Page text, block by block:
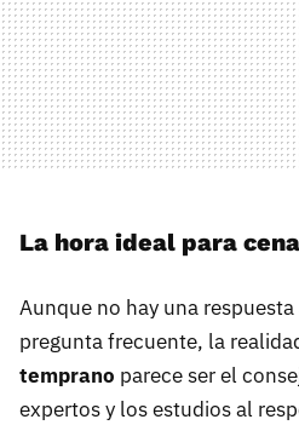
La hora ideal para
Aunque no hay una
pregunta frecuente, la
temprano parece ser el
expertos y los estudios al